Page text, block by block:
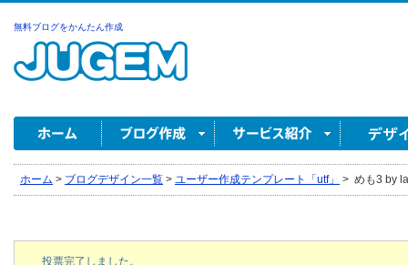
無料ブログをかんたん作成
ホーム > ブログデザイン一覧 > ユーザー作成テンプレート「utf」 > めも3 by
投票完了しました。